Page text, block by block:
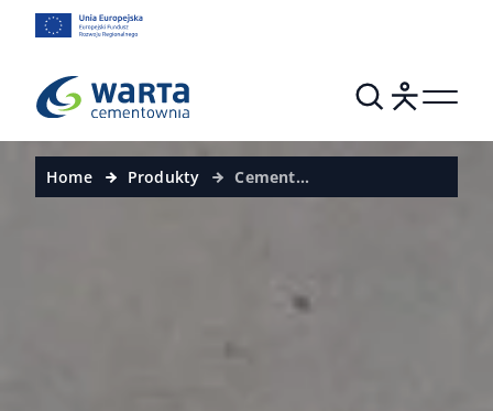
Home Produkty
Cement
wieloskładnikowy